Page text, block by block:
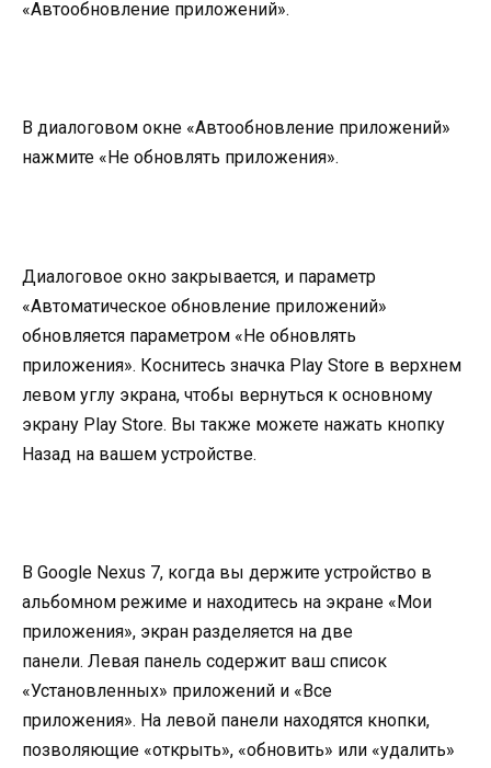
«Автообновление приложений».
В диалоговом окне «Автообновление приложений»
нажмите «Не обновлять приложения».
Диалоговое окно закрывается, и параметр
«Автоматическое обновление приложений»
обновляется параметром «Не обновлять
приложения». Коснитесь значка Play Store в верхнем
левом углу экрана, чтобы вернуться к основному
экрану Play Store. Вы также можете нажать кнопку
Назад на вашем устройстве.
В Google Nexus 7, когда вы держите устройство в
альбомном режиме и находитесь на экране «Мои
приложения», экран разделяется на две
панели. Левая панель содержит ваш список
«Установленных» приложений и «Все
приложения». На левой панели находятся кнопки,
позволяющие «открыть», «обновить» или «удалить»